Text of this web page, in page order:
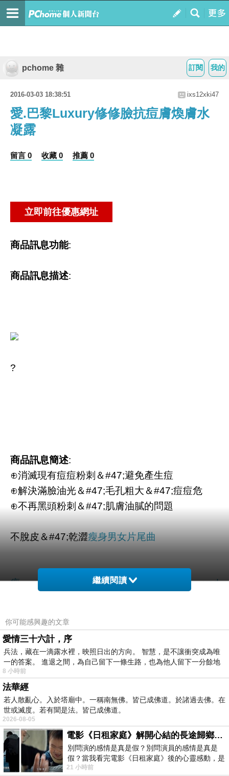
我的
訂閱
pchome 雜
2016-03-03 18:38:51 ixs12xki47
愛.巴黎Luxury修修臉抗痘膚煥膚水
凝露
留言 0 收藏 0 推薦 0
商品訊息功能:
商品訊息描述:
?
商品訊息簡述:
⊕消滅現有痘痘粉刺＆#47;避免產生痘
⊕解決滿臉油光＆#47;毛孔粗大＆#47;痘痘危
⊕不再黑頭粉刺＆#47;肌膚油膩的問題
不脫皮＆#47;乾澀瘦身男女片尾曲
瘦身運動 vcd
美人計珍珠粉嫩白亮麗組
【EVELINE】專利金盞花葉黃素超值組 (30顆-
盒)x6盒
韓國美妝elizavecca-小青豬豬皮晚安面膜 100ml
SHISEIDO 資生堂 莉薇特麗 除皺精華乳(2g)5入
旅行組
【COTA】冰鎮冷光舒緩儀
繼續閱讀
你可能感興趣的文章
愛情三十六計，序
兵法，藏在一滴露水裡，映照日出的方向。 智慧，是不讓衝突成為唯
一的答案。 進退之間，為自己留下一條生路，也為他人留下一分餘地
8 小時前
法華經
若人散亂心。入於塔廟中。一稱南無佛。皆已成佛道。於諸過去佛。在
世或滅度。若有聞是法。皆已成佛道。
2026-08-05
電影《日租家庭》解開心結的長途歸鄉！能在電影院感受到地理的寬闊和人心的相鄰，真是太棒了！
別問演的感情是真是假？別問演員的感情是真是
假？當我看完電影《日租家庭》後的心靈感動，是
真的。詮釋的情感觸動了人心，就是真情
21 小時前